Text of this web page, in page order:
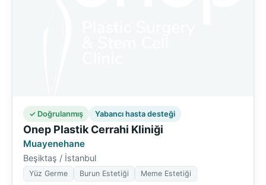
✓ Doğrulanmış Yabancı hasta desteği
Onep Plastik Cerrahi Kliniği
Muayenehane
Beşiktaş / İstanbul
Yüz Germe Burun Estetiği Meme Estetiği